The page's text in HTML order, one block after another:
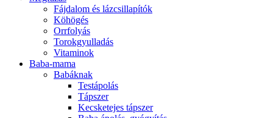
Fájdalom és lázcsillapítók
Köhögés
Orrfolyás
Torokgyulladás
Vitaminok
Baba-mama
Babáknak
Testápolás
Tápszer
Kecsketejes tápszer